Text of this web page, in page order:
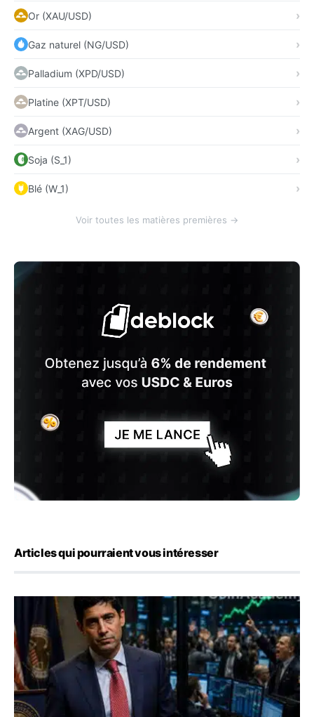
Or (XAU/USD)
Gaz naturel (NG/USD)
Palladium (XPD/USD)
Platine (XPT/USD)
Argent (XAG/USD)
Soja (S_1)
Blé (W_1)
Voir toutes les matières premières →
Articles qui pourraient vous intéresser
Emploi américain : 23 000 postes détruits en juillet, les